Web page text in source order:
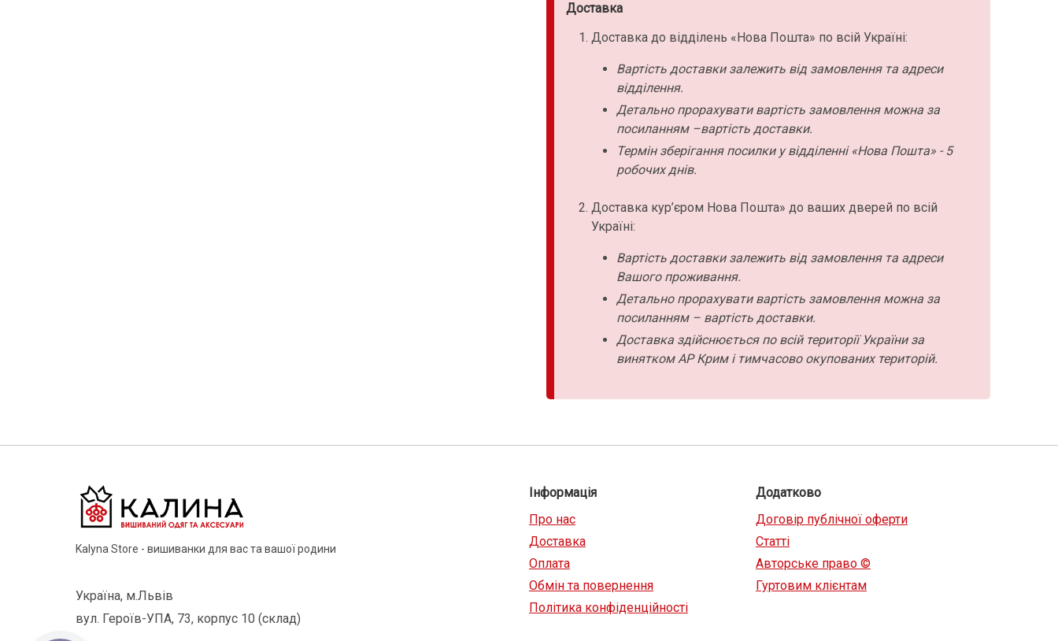
Доставка
Доставка до відділень «Нова Пошта» по всій Україні:
Вартість доставки залежить від замовлення та адреси
відділення.
Детально прорахувати вартість замовлення можна за
посиланням –вартість доставки.
Термін зберігання посилки у відділенні «Нова Пошта» - 5
робочих днів.
Доставка кур’єром Нова Пошта» до ваших дверей по всій
Україні:
Вартість доставки залежить від замовлення та адреси
Вашого проживання.
Детально прорахувати вартість замовлення можна за
посиланням – вартість доставки.
Доставка здійснюється по всій території України за
винятком АР Крим і тимчасово окупованих територій.
Kalyna Store - вишиванки для вас та вашої родини
Україна, м.Львів
вул. Героїв-УПА, 73, корпус 10 (склад)
Інформація
Про нас
Доставка
Оплата
Обмін та повернення
Політика конфіденційності
Додатково
Договір публічної оферти
Статті
Авторське право ©
Гуртовим клієнтам